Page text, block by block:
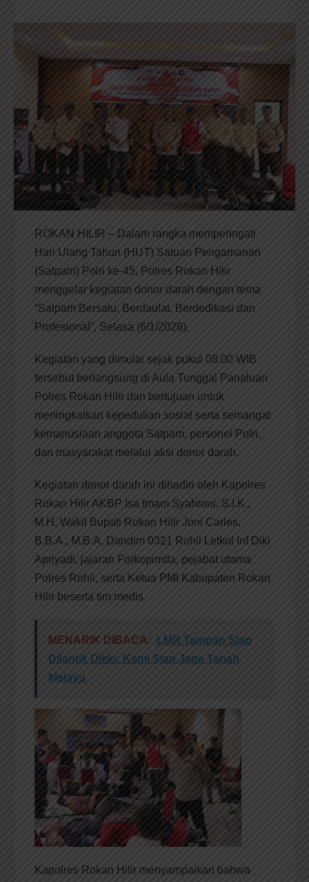
ROKAN HILIR – Dalam rangka memperingati
Hari Ulang Tahun (HUT) Satuan Pengamanan
(Satpam) Polri ke-45, Polres Rokan Hilir
menggelar kegiatan donor darah dengan tema
“Satpam Bersatu, Berdaulat, Berdedikasi dan
Profesional”, Selasa (6/1/2026).
Kegiatan yang dimulai sejak pukul 08.00 WIB
tersebut berlangsung di Aula Tunggal Panaluan
Polres Rokan Hilir dan bertujuan untuk
meningkatkan kepedulian sosial serta semangat
kemanusiaan anggota Satpam, personel Polri,
dan masyarakat melalui aksi donor darah.
Kegiatan donor darah ini dihadiri oleh Kapolres
Rokan Hilir AKBP Isa Imam Syahroni, S.I.K.,
M.H, Wakil Bupati Rokan Hilir Joni Carles,
B.B.A., M.B.A, Dandim 0321 Rohil Letkol Inf Diki
Apriyadi, jajaran Forkopimda, pejabat utama
Polres Rohil, serta Ketua PMI Kabupaten Rokan
Hilir beserta tim medis.
MENARIK DIBACA:
LMR Tampan Siap
Dilantik Dikki: Kami Siap Jaga Tanah
Melayu
Kapolres Rokan Hilir menyampaikan bahwa